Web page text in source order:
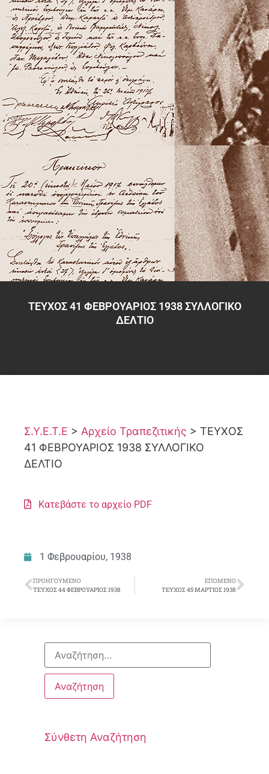
ΤΕΥΧΟΣ 41 ΦΕΒΡΟΥΑΡΙΟΣ 1938 ΣΥΛΛΟΓΙΚΟ
ΔΕΛΤΙΟ
Σ.Υ.Ε.Τ.Ε > Αρχείο Τραπεζιτικής > ΤΕΥΧΟΣ
41 ΦΕΒΡΟΥΑΡΙΟΣ 1938 ΣΥΛΛΟΓΙΚΟ
ΔΕΛΤΙΟ
Κατεβάστε το αρχείο PDF
1 Φεβρουαρίου, 1938
ΠΡΟΗΓΟΎΜΕΝΟ
ΤΕΥΧΟΣ 44 ΦΕΒΡΟΥΑΡΙΟΣ 1938
ΕΠΌΜΕΝΟ
ΤΕΥΧΟΣ 45 ΜΑΡΤΙΟΣ 1938
Σύνθετη Αναζήτηση